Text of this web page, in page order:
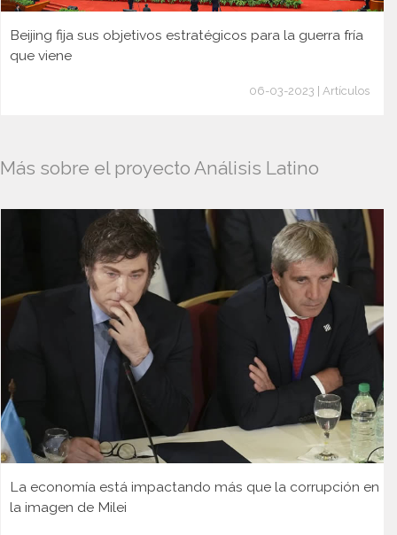
Beijing fija sus objetivos estratégicos para la guerra fría
que viene
06-03-2023 | Artículos
Más sobre el proyecto Análisis Latino
La economía está impactando más que la corrupción en
la imagen de Milei